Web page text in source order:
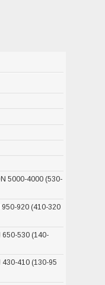
5000-4000 (530-
950-920 (410-320
650-530 (140-
430-410 (130-95